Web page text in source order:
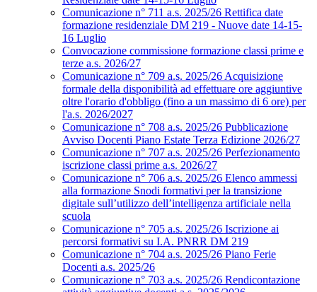
Comunicazione n° 711 a.s. 2025/26 Rettifica date
formazione residenziale DM 219 - Nuove date 14-15-
16 Luglio
Convocazione commissione formazione classi prime e
terze a.s. 2026/27
Comunicazione n° 709 a.s. 2025/26 Acquisizione
formale della disponibilità ad effettuare ore aggiuntive
oltre l'orario d'obbligo (fino a un massimo di 6 ore) per
l'a.s. 2026/2027
Comunicazione n° 708 a.s. 2025/26 Pubblicazione
Avviso Docenti Piano Estate Terza Edizione 2026/27
Comunicazione n° 707 a.s. 2025/26 Perfezionamento
iscrizione classi prime a.s. 2026/27
Comunicazione n° 706 a.s. 2025/26 Elenco ammessi
alla formazione Snodi formativi per la transizione
digitale sull’utilizzo dell’intelligenza artificiale nella
scuola
Comunicazione n° 705 a.s. 2025/26 Iscrizione ai
percorsi formativi su I.A. PNRR DM 219
Comunicazione n° 704 a.s. 2025/26 Piano Ferie
Docenti a.s. 2025/26
Comunicazione n° 703 a.s. 2025/26 Rendicontazione